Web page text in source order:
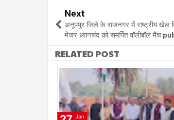
Next
अनूपपुर जिले के राजनगर में राष्ट्रीय खेल
मेजर ध्यानचंद को समर्पित वॉलीबॉल मैच
RELATED POST
Jan